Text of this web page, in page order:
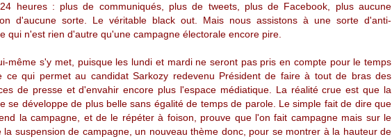
heures : plus de communiqués, plus de tweets, plus de Facebook, plus aucune
d'aucune sorte. Le véritable black out. Mais nous assistons à une sorte d'anti-
qui n'est rien d'autre qu'une campagne électorale encore pire.
même s'y met, puisque les lundi et mardi ne seront pas pris en compte pour le temps
ce qui permet au candidat Sarkozy redevenu Président de faire à tout de bras des
de presse et d'envahir encore plus l'espace médiatique. La réalité crue est que la
se développe de plus belle sans égalité de temps de parole. Le simple fait de dire que
la campagne, et de le répéter à foison, prouve que l'on fait campagne mais sur le
la suspension de campagne, un nouveau thème donc, pour se montrer à la hauteur de